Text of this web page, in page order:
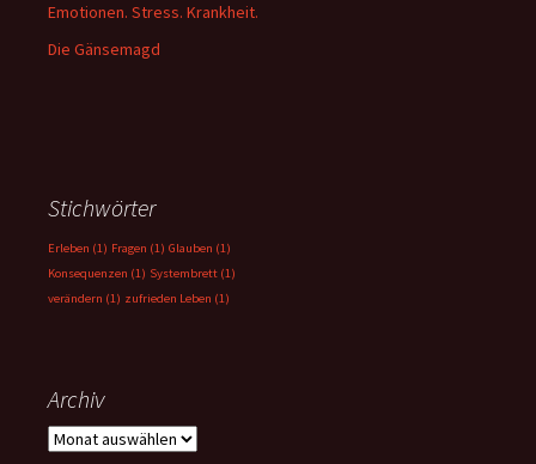
Emotionen. Stress. Krankheit.
Die Gänsemagd
Stichwörter
Erleben (1) Fragen (1) Glauben (1)
Konsequenzen (1) Systembrett (1)
verändern (1) zufrieden Leben (1)
Archiv
Archiv